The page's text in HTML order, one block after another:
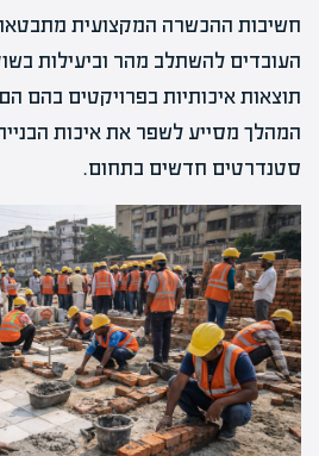
חשיבות ההכשרה המקצועית
העובדים להשתלב מהר וביעילות
תוצאות איכותיות בפרויקטים בהם
המהלך מסייע לשפר את איכות
סטנדרטים חדשים בתחום.